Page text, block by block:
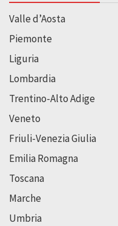
Valle d’Aosta
Piemonte
Liguria
Lombardia
Trentino-Alto Adige
Veneto
Friuli-Venezia Giulia
Emilia Romagna
Toscana
Marche
Umbria